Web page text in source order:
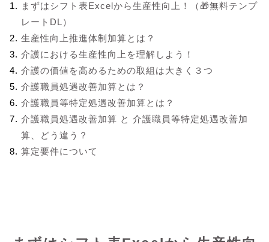
まずはシフト表Excelから生産性向上！（🎁無料テンプ
レートDL）
生産性向上推進体制加算とは？
介護における生産性向上を理解しよう！
介護の価値を高めるための取組は大きく３つ
介護職員処遇改善加算とは？
介護職員等特定処遇改善加算とは？
介護職員処遇改善加算 と 介護職員等特定処遇改善加
算、どう違う？
算定要件について